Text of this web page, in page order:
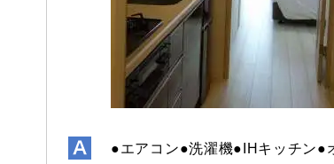
●エアコン●洗濯機●IHキッチン●